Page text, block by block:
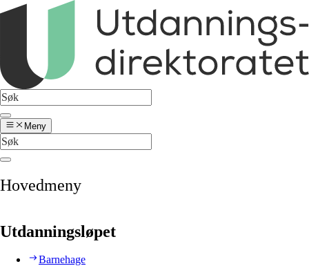
Meny
Hovedmeny
Utdanningsløpet
Barnehage